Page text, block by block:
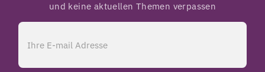
und keine aktuellen Themen verpassen